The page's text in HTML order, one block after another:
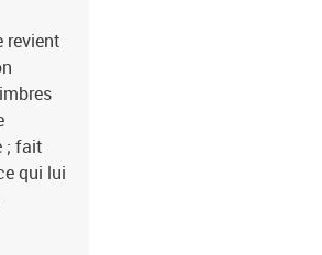
revient
; fait
qui lui